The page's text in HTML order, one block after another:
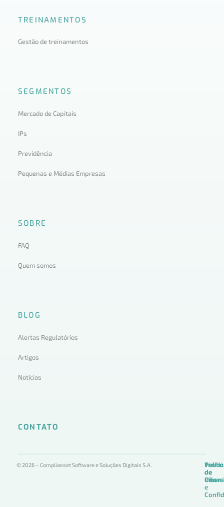
TREINAMENTOS
Gestão de treinamentos
SEGMENTOS
Mercado de Capitais
IPs
Previdência
Pequenas e Médias Empresas
SOBRE
FAQ
Quem somos
BLOG
Alertas Regulatórios
Artigos
Notícias
CONTATO
© 2026 – Compliasset Software e Soluções Digitais S.A.
de
Uso
de
de
e